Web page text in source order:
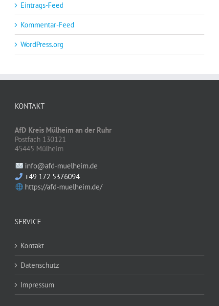
Eintrags-Feed
Kommentar-Feed
WordPress.org
KONTAKT
AfD Kreis Mülheim an der Ruhr
Postfach 130121
45445 Mülheim
info@afd-muelheim.de
+49 172 5376094
https://afd-muelheim.de/
SERVICE
Kontakt
Datenschutz
Impressum